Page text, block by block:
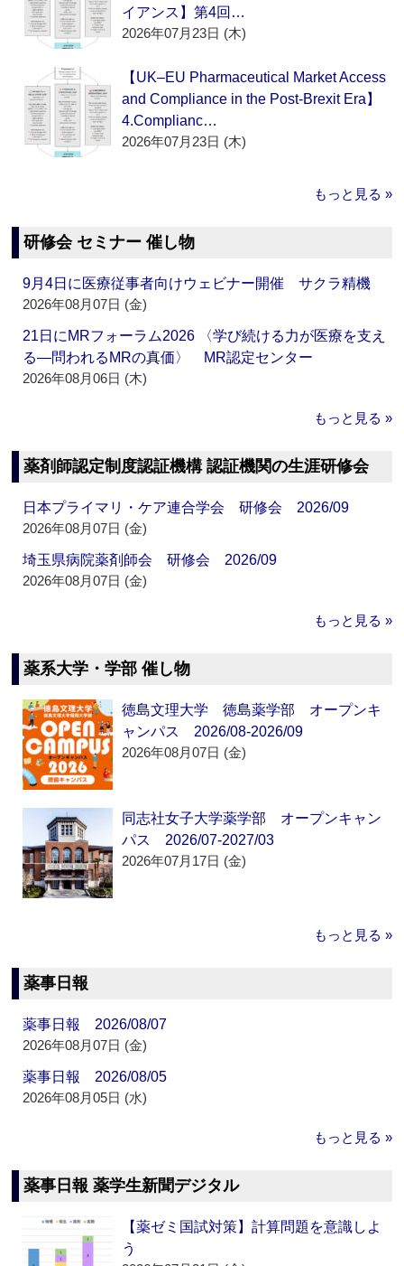
イアンス】第4回…
2026年07月23日 (木)
【UK–EU Pharmaceutical Market Access
and Compliance in the Post-Brexit Era】
4.Complianc…
2026年07月23日 (木)
もっと見る »
研修会 セミナー 催し物
9月4日に医療従事者向けウェビナー開催 サクラ精機
2026年08月07日 (金)
21日にMRフォーラム2026 〈学び続ける力が医療を支え
る―問われるMRの真価〉 MR認定センター
2026年08月06日 (木)
もっと見る »
薬剤師認定制度認証機構 認証機関の生涯研修会
日本プライマリ・ケア連合学会 研修会 2026/09
2026年08月07日 (金)
埼玉県病院薬剤師会 研修会 2026/09
2026年08月07日 (金)
もっと見る »
薬系大学・学部 催し物
徳島文理大学 徳島薬学部 オープンキ
ャンパス 2026/08-2026/09
2026年08月07日 (金)
同志社女子大学薬学部 オープンキャン
パス 2026/07-2027/03
2026年07月17日 (金)
もっと見る »
薬事日報
薬事日報 2026/08/07
2026年08月07日 (金)
薬事日報 2026/08/05
2026年08月05日 (水)
もっと見る »
薬事日報 薬学生新聞デジタル
【薬ゼミ国試対策】計算問題を意識しよ
う